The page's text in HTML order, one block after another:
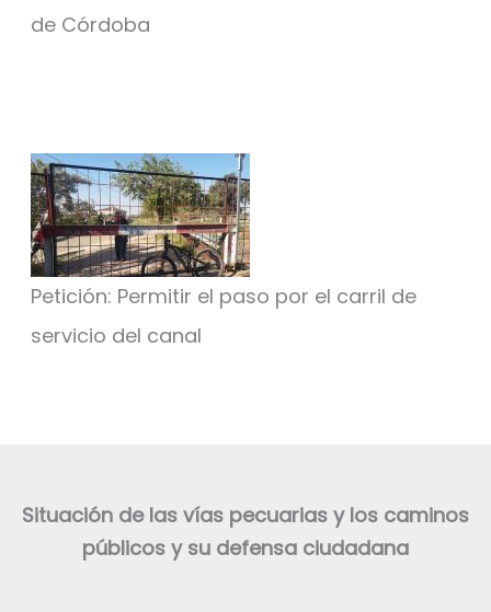
de Córdoba
Petición: Permitir el paso por el carril de
servicio del canal
Situación de las vías pecuarias y los caminos
públicos y su defensa ciudadana